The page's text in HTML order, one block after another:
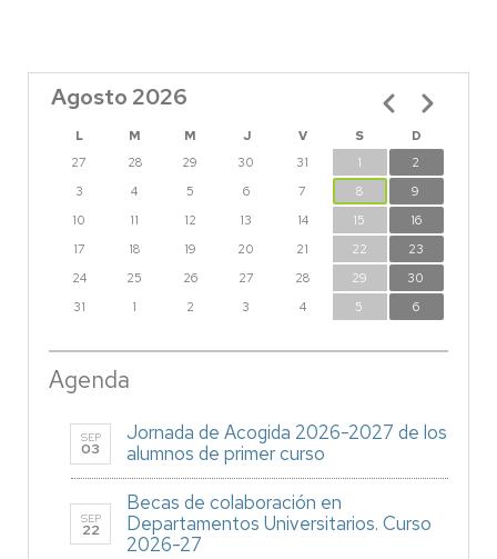
Agosto 2026
L M M J V S
D
27
28 29 30 31 1
2
3
4 5 6 7 8
9
10
11 12 13 14 15
16
17
18 19 20 21 22
23
24
25 26 27 28 29
30
31
1 2 3 4 5 6
Paginación
Agenda
SEP
03
Jornada de Acogida 2026-2027 de los
alumnos de primer curso
SEP
22
Becas de colaboración en
Departamentos Universitarios. Curso
2026-27